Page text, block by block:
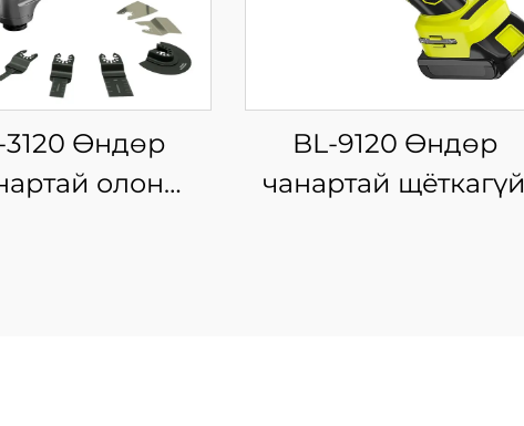
3120 Өндөр
олон
BL-9120 Өндөр
чанартай щёткагүй